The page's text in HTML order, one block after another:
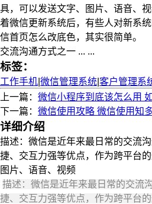
具，可以发送文字、图片、语音、
着微信更新系统后，有些人对新系
信首页怎么改底色，其实很简单
交流沟通方式之一 ... ...
标签：
工作手机 微信管理系统 客户管理系
上一篇： 微信小程序到底该怎么用
下一篇： 微信使用攻略 微信使用知
详细介绍
描述：微信是近年来最日常的交流
捷、交互力强等优点，作为跨平台
图片、语音、视频
描述：微信是近年来最日常的交流
捷、交互力强等优点，作为跨平台